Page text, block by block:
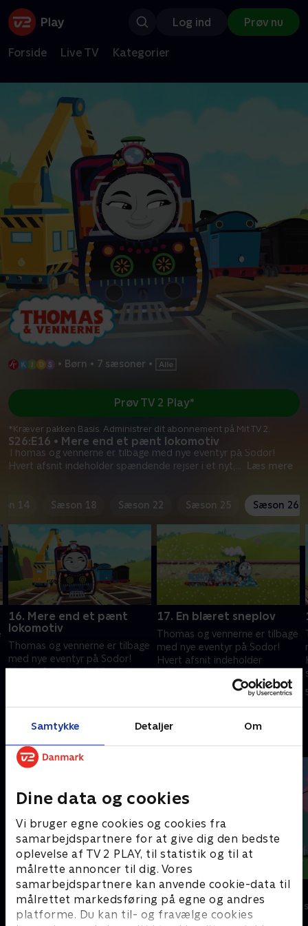
Samtykke Detaljer Om
Dine data og cookies
Vi bruger egne cookies og cookies fra
samarbejdspartnere for at give dig den bedste
oplevelse af TV 2 PLAY, til statistik og til at
målrette annoncer til dig. Vores
samarbejdspartnere kan anvende cookie-data til
målrettet markedsføring på egne og andres
platforme. Du kan til- og fravælge cookies
Log ind Prøv nu
Forside Live TV Kategorier
• Børn • 7 sæsoner •
S26:E16 • Mere end et pænt lokomotiv
Thomas og vennerne er tilbage med nye eventyr på Sodor!
Hvert afsnit indeholder spændende rejser i et nyt,
Læs mere
Prøv TV 2 Play*
*Kræver pakken Basis. Administrer dit abonnement på Mit TV 2.
14 Sæson 18 Sæson 22 Sæson 25 Sæson 26
16. Mere end et pænt
lokomotiv
Thomas og vennerne er tilbage
med nye eventyr på Sodor!
Hvert afsnit indeholder
engagerer børnene.
17. En blæret sneplov
Thomas og vennerne er tilbage
med nye eventyr på Sodor!
Hvert afsnit indeholder
interaktivt format, der
5. februar 2025 • 10 min
Brandmand Sam
Børneserier • 1 sæsoner
Gurli Gris
Børneserier • 4